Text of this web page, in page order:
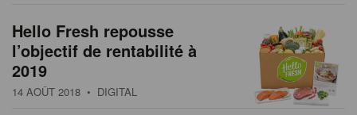
Hello Fresh repousse
l’objectif de rentabilité à
2019
14 AOÛT 2018 • DIGITAL